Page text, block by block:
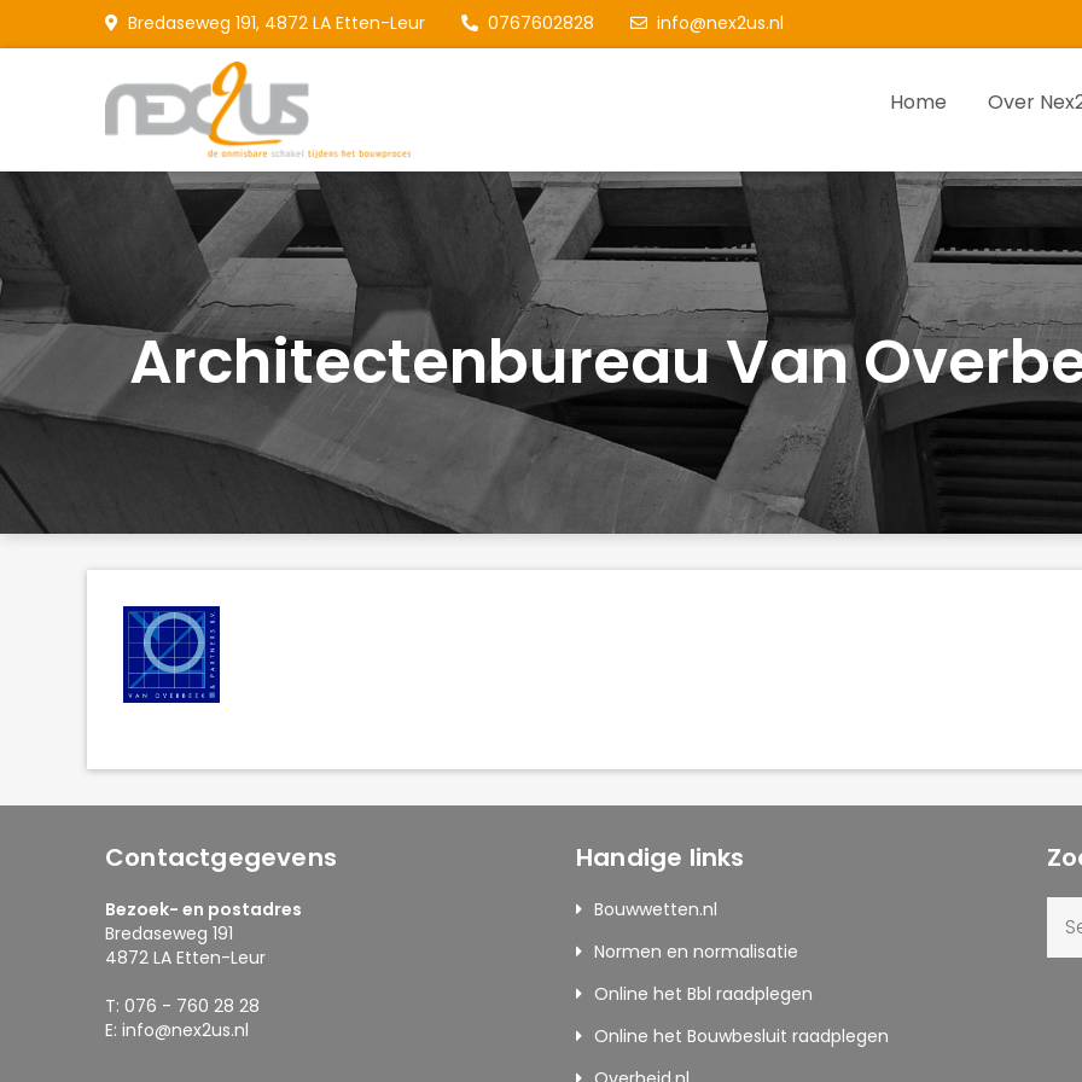
to
Bredaseweg 191, 4872 LA Etten-Leur 0767602828 info@nex2us.nl
Home Over
Architectenbureau Van
Contactgegevens
Bezoek- en postadres
Bredaseweg 191
4872 LA Etten-Leur
T: 076 - 760 28 28
E: info@nex2us.nl
Handige links
Bouwwetten.nl
Normen en normalisatie
Online het Bbl raadplegen
Online het Bouwbesluit raadplegen
for: